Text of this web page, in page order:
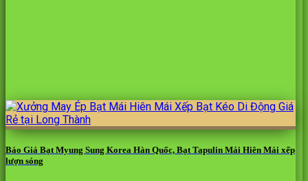
Báo Giá Bạt Myung Sung Korea Hàn Quốc, Bạt Tapulin Mái Hiên Mái xếp
lượn sóng